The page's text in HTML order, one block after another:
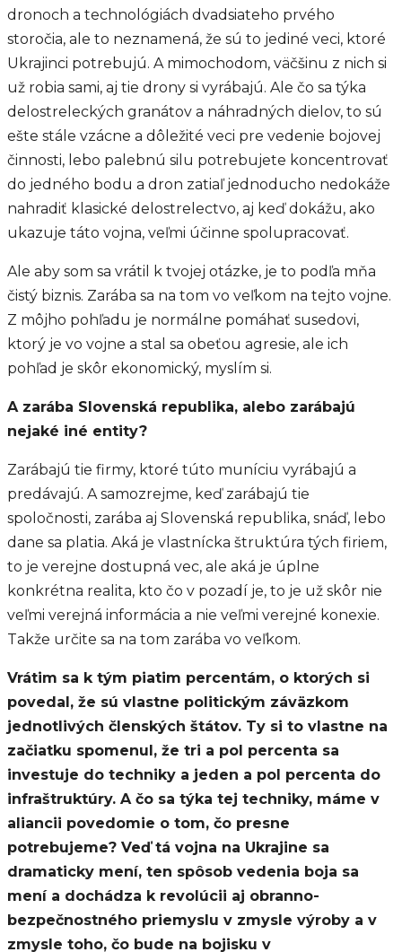
dronoch a technológiách dvadsiateho prvého
storočia, ale to neznamená, že sú to jediné veci, ktoré
Ukrajinci potrebujú. A mimochodom, väčšinu z nich si
už robia sami, aj tie drony si vyrábajú. Ale čo sa týka
delostreleckých granátov a náhradných dielov, to sú
ešte stále vzácne a dôležité veci pre vedenie bojovej
činnosti, lebo palebnú silu potrebujete koncentrovať
do jedného bodu a dron zatiaľ jednoducho nedokáže
nahradiť klasické delostrelectvo, aj keď dokážu, ako
ukazuje táto vojna, veľmi účinne spolupracovať.
Ale aby som sa vrátil k tvojej otázke, je to podľa mňa
čistý biznis. Zarába sa na tom vo veľkom na tejto vojne.
Z môjho pohľadu je normálne pomáhať susedovi,
ktorý je vo vojne a stal sa obeťou agresie, ale ich
pohľad je skôr ekonomický, myslím si.
A zarába Slovenská republika, alebo zarábajú
nejaké iné entity?
Zarábajú tie firmy, ktoré túto muníciu vyrábajú a
predávajú. A samozrejme, keď zarábajú tie
spoločnosti, zarába aj Slovenská republika, snáď, lebo
dane sa platia. Aká je vlastnícka štruktúra tých firiem,
to je verejne dostupná vec, ale aká je úplne
konkrétna realita, kto čo v pozadí je, to je už skôr nie
veľmi verejná informácia a nie veľmi verejné konexie.
Takže určite sa na tom zarába vo veľkom.
Vrátim sa k tým piatim percentám, o ktorých si
povedal, že sú vlastne politickým záväzkom
jednotlivých členských štátov. Ty si to vlastne na
začiatku spomenul, že tri a pol percenta sa
investuje do techniky a jeden a pol percenta do
infraštruktúry. A čo sa týka tej techniky, máme v
aliancii povedomie o tom, čo presne
potrebujeme? Veď tá vojna na Ukrajine sa
dramaticky mení, ten spôsob vedenia boja sa
mení a dochádza k revolúcii aj obranno-
bezpečnostného priemyslu v zmysle výroby a v
zmysle toho, čo bude na bojisku v